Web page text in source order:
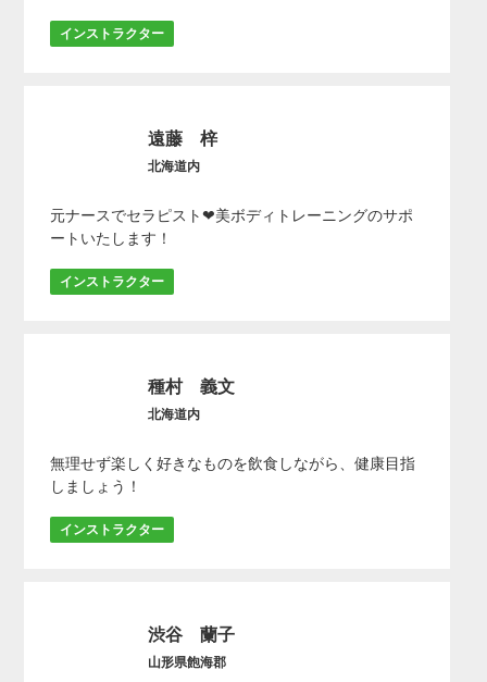
インストラクター
遠藤 梓
北海道内
元ナースでセラピスト❤美ボディトレーニングのサポ
ートいたします！
インストラクター
種村 義文
北海道内
無理せず楽しく好きなものを飲食しながら、健康目指
しましょう！
インストラクター
渋谷 蘭子
山形県飽海郡